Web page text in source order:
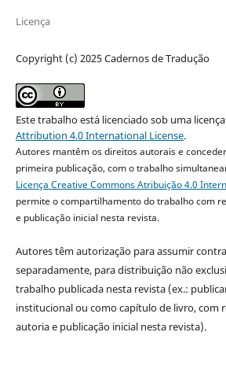
Licença
Copyright (c) 2025 Cadernos de Tradução
Este trabalho está licenciado sob uma licença
Attribution 4.0 International License.
Autores mantêm os direitos autorais e
primeira publicação, com o trabalho
Licença Creative Commons Atribuição 4.0
permite o compartilhamento do trabalho com
e publicação inicial nesta revista.
Autores têm autorização para assumir
separadamente, para distribuição não
trabalho publicada nesta revista (ex.:
institucional ou como capítulo de livro, com
autoria e publicação inicial nesta revista).